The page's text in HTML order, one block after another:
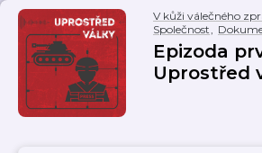
V kůži válečného
Společnost,
Epizoda
Uprostřed